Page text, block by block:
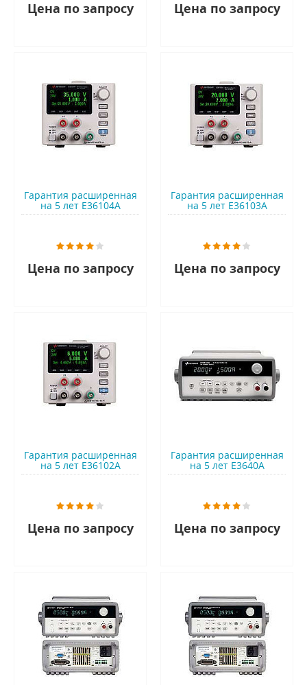
Цена по запросу Цена по запросу
Гарантия расширенная
на 5 лет E36104A
Цена по запросу
Гарантия расширенная
на 5 лет E36103A
Цена по запросу
Гарантия расширенная
на 5 лет E36102A
Цена по запросу
Гарантия расширенная
на 5 лет E3640A
Цена по запросу